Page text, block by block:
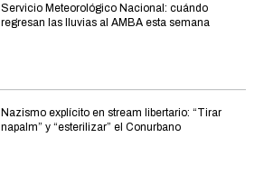
Servicio Meteorológico Nacional: cuándo
regresan las lluvias al AMBA esta semana
Nazismo explícito en stream libertario: “Tirar
napalm” y “esterilizar” el Conurbano